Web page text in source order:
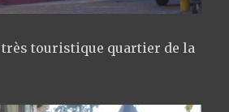
touristique quartier de la